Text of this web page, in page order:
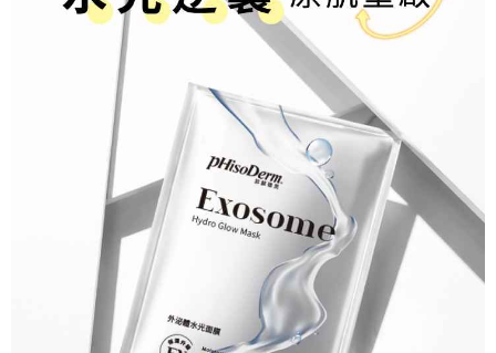
１．透過由恩沛科技股份有限公司提供之「AFTEE先享後付」服務完成之交
易，需依本服務之必要範圍內提供個人資料，並將交易相關給付款項請求債
權轉讓予恩沛科技股份有限公司。
２．關於個人資料處理事宜，請瀏覽以下網址：
https://aftee.tw/terms/#terms3
３．未成年的使用者請事先徵得法定代理人或監護人之同意方可使用
「AFTEE先享後付」，若未經同意申辦者引起之損失，本公司不負相關責
４．使用「AFTEE先享後付」時，將依據個別帳號之用戶狀況，依本公司即
時審查核予不同之上限額度；若仍有額度不足之情形，本公司將視審查結果
請求用戶進行身份認證。
５．嚴禁一人註冊多個帳號或使用他人資訊註冊。若發現惡意使用之情形，
恩沛科技股份有限公司將有權停止該用戶之使用額度並採取法律行動。
每筆NT$100，滿NT$1,000(含以上)免運費
宅配(澎、金、馬)
查看運費